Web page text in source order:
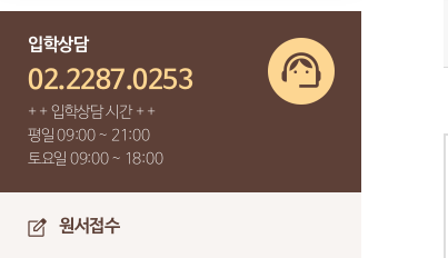
입학상담
02.2287.0253
+ + 입학상담 시간 + +
평일 09:00 ~ 21:00
토요일 09:00 ~ 18:00
원서접수